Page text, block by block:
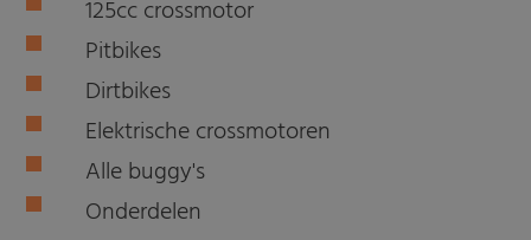
125cc crossmotor
Pitbikes
Dirtbikes
Elektrische crossmotoren
Alle buggy's
Onderdelen